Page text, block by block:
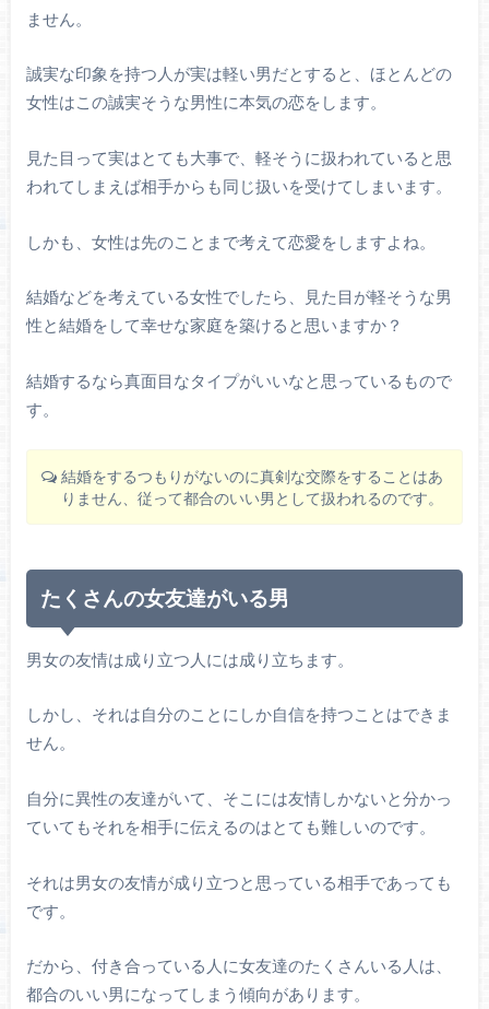
ません。
誠実な印象を持つ人が実は軽い男だとすると、ほとんどの
女性はこの誠実そうな男性に本気の恋をします。
見た目って実はとても大事で、軽そうに扱われていると思
われてしまえば相手からも同じ扱いを受けてしまいます。
しかも、女性は先のことまで考えて恋愛をしますよね。
結婚などを考えている女性でしたら、見た目が軽そうな男
性と結婚をして幸せな家庭を築けると思いますか？
結婚するなら真面目なタイプがいいなと思っているもので
す。
結婚をするつもりがないのに真剣な交際をすることはあ
りません、従って都合のいい男として扱われるのです。
たくさんの女友達がいる男
男女の友情は成り立つ人には成り立ちます。
しかし、それは自分のことにしか自信を持つことはできま
せん。
自分に異性の友達がいて、そこには友情しかないと分かっ
ていてもそれを相手に伝えるのはとても難しいのです。
それは男女の友情が成り立つと思っている相手であっても
です。
だから、付き合っている人に女友達のたくさんいる人は、
都合のいい男になってしまう傾向があります。